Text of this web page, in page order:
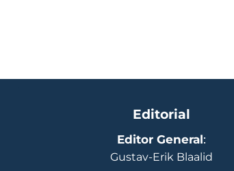
Editorial
Editor General:
Gustav-Erik Blaalid